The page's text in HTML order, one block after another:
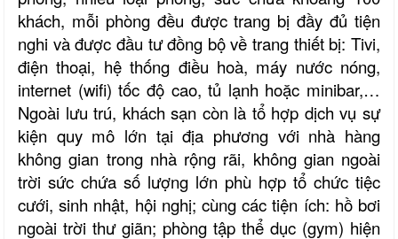
khách, mỗi phòng đều được trang bị đầy đủ tiện
nghi và được đầu tư đồng bộ về trang thiết bị: Tivi,
điện thoại, hệ thống điều hoà, máy nước nóng,
internet (wifi) tốc độ cao, tủ lạnh hoặc minibar,…
Ngoài lưu trú, khách sạn còn là tổ hợp dịch vụ sự
kiện quy mô lớn tại địa phương với nhà hàng
không gian trong nhà rộng rãi, không gian ngoài
trời sức chứa số lượng lớn phù hợp tổ chức tiệc
cưới, sinh nhật, hội nghị; cùng các tiện ích: hồ bơi
ngoài trời thư giãn; phòng tập thể dục (gym) hiện